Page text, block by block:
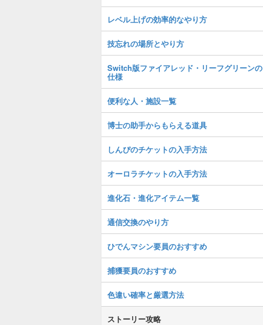
レベル上げの効率的なやり方
技忘れの場所とやり方
Switch版ファイアレッド・リーフグリーンの
仕様
便利な人・施設一覧
博士の助手からもらえる道具
しんぴのチケットの入手方法
オーロラチケットの入手方法
進化石・進化アイテム一覧
通信交換のやり方
ひでんマシン要員のおすすめ
捕獲要員のおすすめ
色違い確率と厳選方法
ストーリー攻略